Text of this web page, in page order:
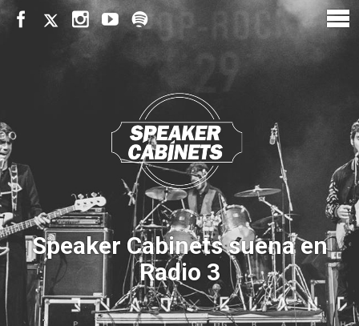
Speaker Cabinets suena en
Radio 3